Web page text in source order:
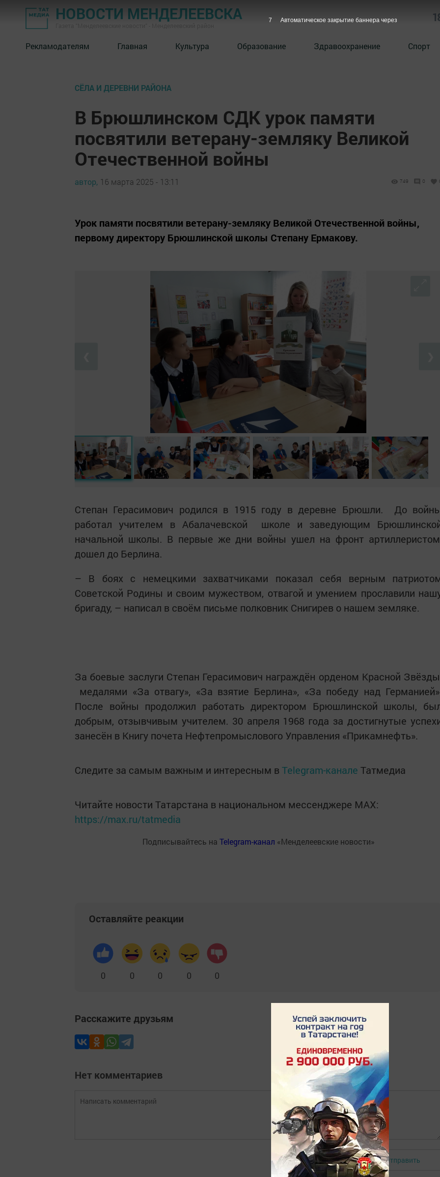
НОВОСТИ МЕНДЕЛЕЕВСКА
Рекламодателям Главная Культура Образование Здравоохранение Спорт
СЁЛА И ДЕРЕВНИ РАЙОНА
В Брюшлинском СДК урок памяти
посвятили ветерану-земляку Великой
Отечественной войны
автор, 16 марта 2025 - 13:11 749 0
Урок памяти посвятили ветерану-земляку Великой Отечественной войны,
первому директору Брюшлинской школы Степану Ермакову.
Степан Герасимович родился в 1915 году в деревне Брюшли. До
работал учителем в Абалачевской школе и заведующим
начальной школы. В первые же дни войны ушел на фронт
дошел до Берлина.
– В боях с немецкими захватчиками показал себя верным
Советской Родины и своим мужеством, отвагой и умением прославили
бригаду, – написал в своём письме полковник Снигирев о нашем земляке.
За боевые заслуги Степан Герасимович награждён орденом Красной
медалями «За отвагу», «За взятие Берлина», «За победу над
После войны продолжил работать директором Брюшлинской школы,
добрым, отзывчивым учителем. 30 апреля 1968 года за достигнутые
занесён в Книгу почета Нефтепромыслового Управления «Прикамнефть».
Следите за самым важным и интересным в Telegram-канале Татмедиа
Читайте новости Татарстана в национальном мессенджере MАХ:
https://max.ru/tatmedia
Подписывайтесь на Telegram-канал «Менделеевские новости»
Оставляйте реакции
0 0 0 0 0
Расскажите друзьям
Нет комментариев
Авторизоваться Отправить
5 Автоматическое закрытие баннера через